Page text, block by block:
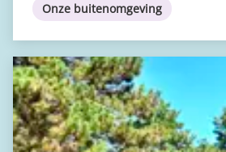
Onze buitenomgeving